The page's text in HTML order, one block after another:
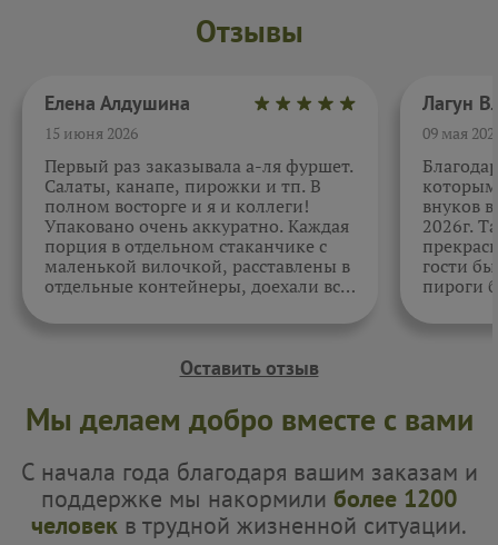
Отзывы
Елена Алдушина
15 июня 2026
Первый раз заказывала а-ля фуршет.
Салаты, канапе, пирожки и тп. В
полном восторге и я и коллеги!
Упаковано очень аккуратно. Каждая
порция в отдельном стаканчике с
маленькой вилочкой, расставлены в
отдельные контейнеры, доехали все
спасибо за внимательность к датам.
09 мая
внуков
2026г.
гости
пироги
Оставить отзыв
Мы делаем добро вместе с вами
С начала года благодаря вашим заказам и
поддержке мы накормили более 1200
человек в трудной жизненной ситуации.